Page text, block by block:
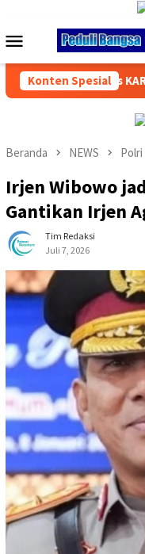
konten
Menu
Mobile
Konten Spesial
Polisi Lalu Lintas Jadi
Beranda NEWS Polri
Irjen Wibowo
Gantikan Irjen
Tim Redaksi
Juli 7, 2026